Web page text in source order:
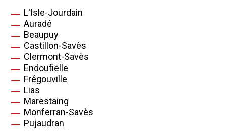
L'Isle-Jourdain
Auradé
Beaupuy
Castillon-Savès
Clermont-Savès
Endoufielle
Frégouville
Lias
Marestaing
Monferran-Savès
Pujaudran